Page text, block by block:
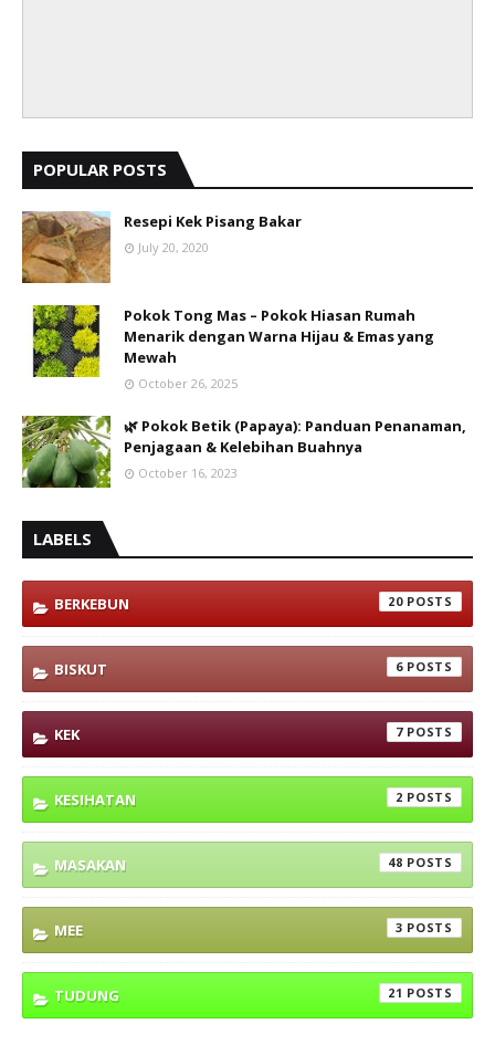
POPULAR POSTS
Resepi Kek Pisang Bakar
July 20, 2020
Pokok Tong Mas – Pokok Hiasan Rumah
Menarik dengan Warna Hijau & Emas yang
Mewah
October 26, 2025
🌿 Pokok Betik (Papaya): Panduan Penanaman,
Penjagaan & Kelebihan Buahnya
October 16, 2023
LABELS
BERKEBUN 20
BISKUT 6
KEK 7
KESIHATAN 2
MASAKAN 48
MEE 3
TUDUNG 21